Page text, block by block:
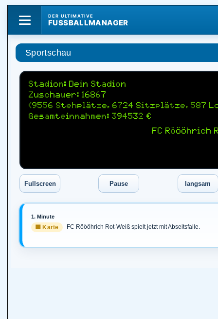
DER ULTIMATIVE
FUSSBALLMANAGER
Sportschau
Stadion: Dein Stadion
Zuschauer: 16867
(9556 Stehplätze, 6724 Sitzplätze, 587
Gesamteinnahmen: 394532 €
FC Röööhrich
1. Minute
🟨 Karte FC Röööhrich Rot-Weiß spielt jetzt mit Abseitsfalle.